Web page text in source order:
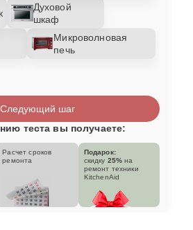
Духовой
шкаф
Микроволновая
печь
Следующий шаг
теста вы получаете:
Расчет сроков
ремонта
Подарок:
скидку 25% на
ремонт техники
KitchenAid